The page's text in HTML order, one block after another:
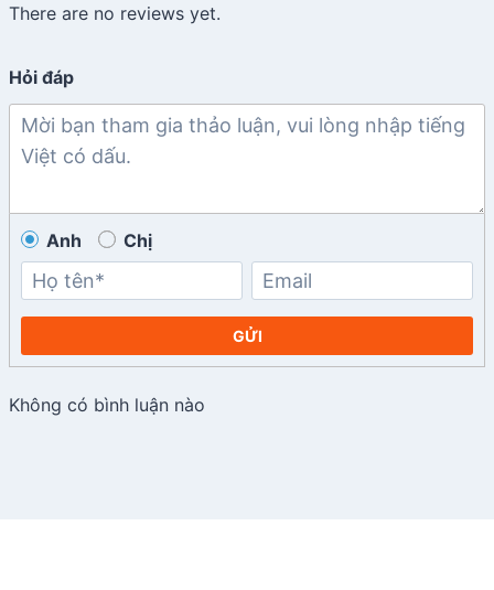
There are no reviews yet.
Hỏi đáp
Anh Chị
GỬI
Không có bình luận nào